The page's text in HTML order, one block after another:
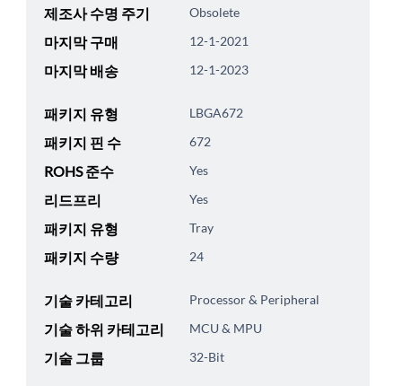
제조사 수명 주기 Obsolete
마지막 구매 12-1-2021
마지막 배송 12-1-2023
패키지 유형 LBGA672
패키지 핀 수 672
ROHS 준수 Yes
리드프리 Yes
패키지 유형 Tray
패키지 수량 24
기술 카테고리 Processor & Peripheral
기술 하위 카테고리 MCU & MPU
기술 그룹 32-Bit